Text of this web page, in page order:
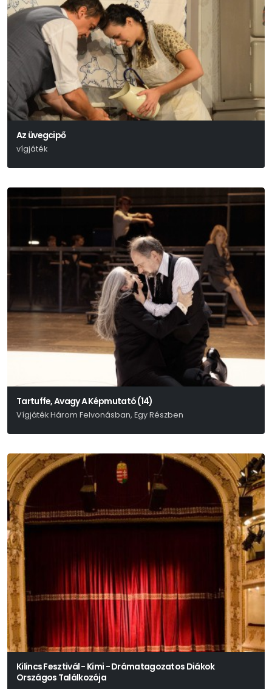
Az üvegcipő
vígjáték
Tartuffe, Avagy A Képmutató (14)
Vígjáték Három Felvonásban, Egy Részben
Kilincs Fesztivál - Kimi - Drámatagozatos Diákok
Országos Találkozója